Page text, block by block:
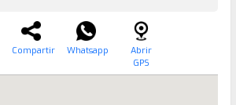
Compartir Whatsapp
Abrir
GPS